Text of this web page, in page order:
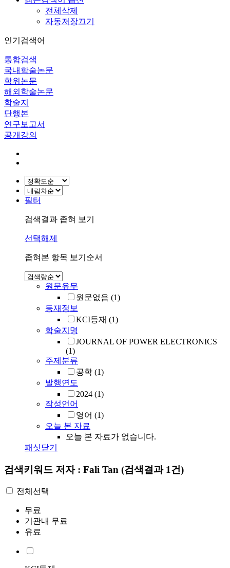
전체삭제
자동저장끄기
인기검색어
통합검색
국내학술논문
학위논문
해외학술논문
학술지
단행본
연구보고서
공개강의
필터
검색결과 좁혀 보기
선택해제
좁혀본 항목 보기순서
원문유무
원문없음 (1)
등재정보
KCI등재 (1)
학술지명
JOURNAL OF POWER ELECTRONICS
(1)
주제분류
공학 (1)
발행연도
2024 (1)
작성언어
영어 (1)
오늘 본 자료
오늘 본 자료가 없습니다.
패싯닫기
검색키워드 저자 : Fali Tan (검색결과 1건)
전체선택
무료
기관내 무료
유료